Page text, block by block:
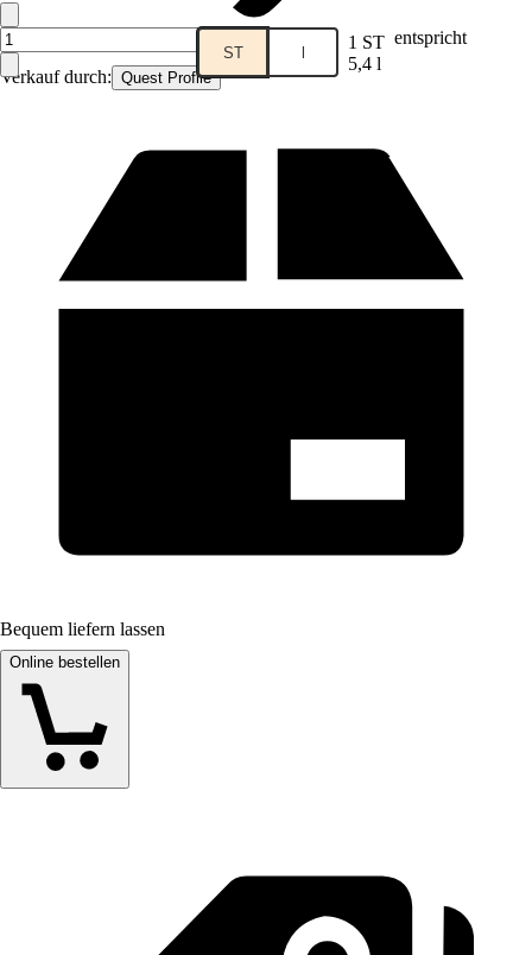
Verkauf durch: Quest Profile
ST l 1 ST entspricht
5,4 l
Bequem liefern lassen
Online bestellen